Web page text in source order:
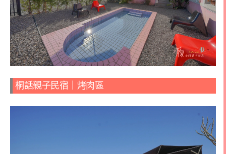
桐話親子民宿｜烤肉區